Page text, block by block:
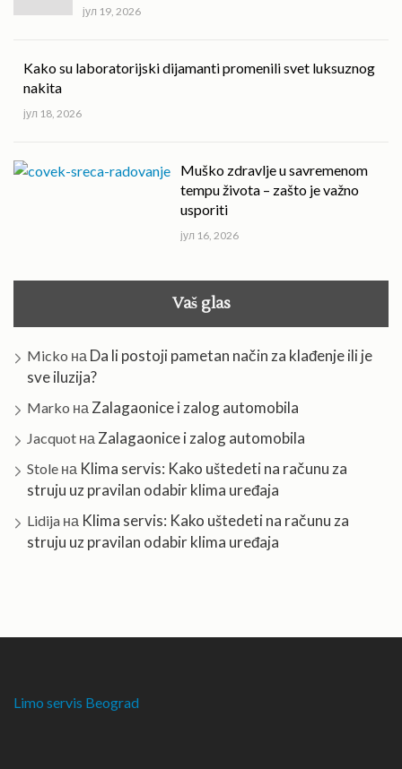
јул 19, 2026
Kako su laboratorijski dijamanti promenili svet luksuznog
nakita
јул 18, 2026
Muško zdravlje u savremenom
tempu života – zašto je važno
usporiti
јул 16, 2026
Vaš glas
Micko на Da li postoji pametan način za klađenje ili je
sve iluzija?
Marko на Zalagaonice i zalog automobila
Jacquot на Zalagaonice i zalog automobila
Stole на Klima servis: Kako uštedeti na računu za
struju uz pravilan odabir klima uređaja
Lidija на Klima servis: Kako uštedeti na računu za
struju uz pravilan odabir klima uređaja
Limo servis Beograd